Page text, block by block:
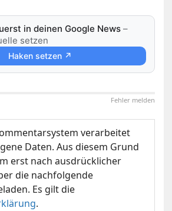
in deinen Google News –
setzen
Haken setzen ↗
Fehler melden
verarbeitet
Daten. Aus diesem Grund
erst nach ausdrücklicher
die nachfolgende
Es gilt die
.